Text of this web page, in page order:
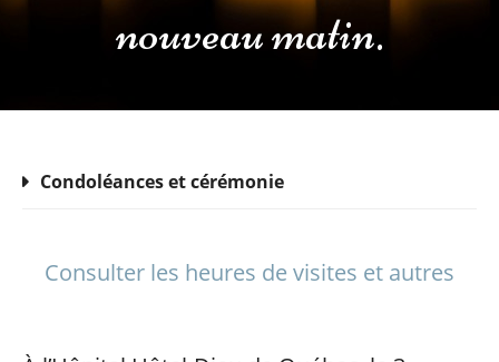
nouveau matin.
Condoléances et cérémonie
Consulter les heures de visites et autres